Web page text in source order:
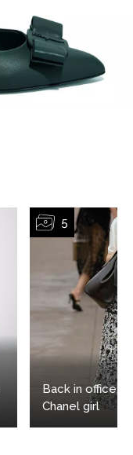
Back in office:
Chanel girl